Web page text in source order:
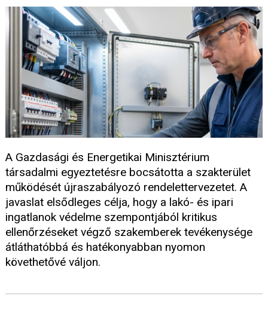
A Gazdasági és Energetikai Minisztérium
társadalmi egyeztetésre bocsátotta a szakterület
működését újraszabályozó rendelettervezetet. A
javaslat elsődleges célja, hogy a lakó- és ipari
ingatlanok védelme szempontjából kritikus
ellenőrzéseket végző szakemberek tevékenysége
átláthatóbbá és hatékonyabban nyomon
követhetővé váljon.